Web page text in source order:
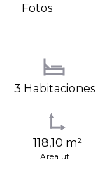
Fotos
3 Habitaciones
118,10 m²
Area util